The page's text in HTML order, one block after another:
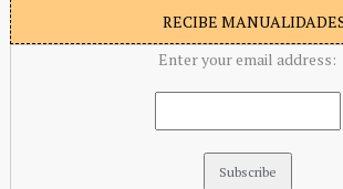
RECIBE
Enter your email address: